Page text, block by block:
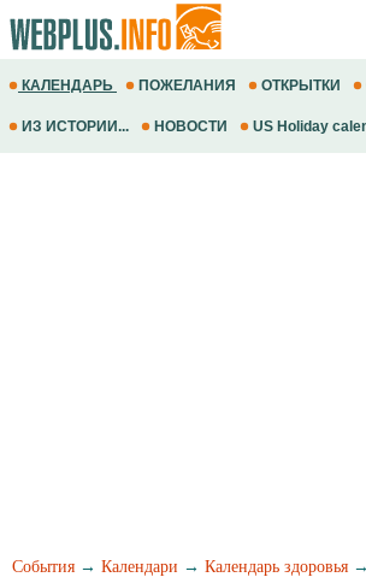
КАЛЕНДАРЬ ПОЖЕЛАНИЯ ОТКРЫТКИ
ИЗ ИСТОРИИ... НОВОСТИ US Holiday
События → Календари → Календарь здоровья →